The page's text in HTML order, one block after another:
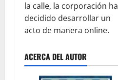
la calle, la corporación ha
decidido desarrollar un
acto de manera online.
ACERCA DEL AUTOR